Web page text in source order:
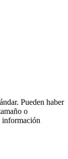
Pueden haber
o
información